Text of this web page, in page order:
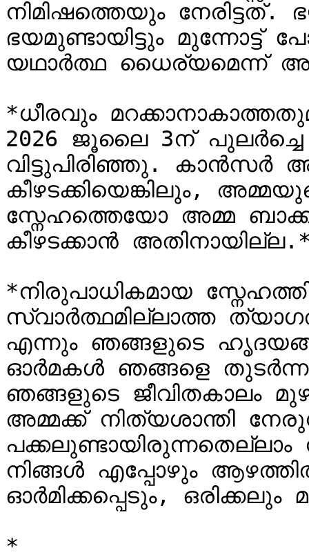
നിമിഷത്തെയും നേരിട്ടത്.
ഭയമുണ്ടായിട്ടും
യഥാർത്ഥ ധൈര്യമെന്ന്
*ധീരവും
2026 ജൂലൈ 3ന്
വിട്ടുപിരിഞ്ഞു. കാൻസർ
കീഴടക്കിയെങ്കിലും,
സ്നേഹത്തെയോ അമ്മ
കീഴടക്കാൻ
*നിരുപാധികമായ
സ്വാർത്ഥമില്ലാത്ത
എന്നും ഞങ്ങളുടെ
ഓർമകൾ ഞങ്ങളെ
ഞങ്ങളുടെ ജീവിതകാലം
അമ്മക്ക് നിത്യശാന്തി
നിങ്ങൾ എപ്പോഴും
ഓർമിക്കപ്പെടും, ഒരിക്കലും
*